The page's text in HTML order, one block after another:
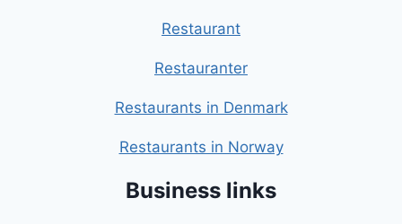
Restaurant
Restauranter
Restaurants in Denmark
Restaurants in Norway
Business links